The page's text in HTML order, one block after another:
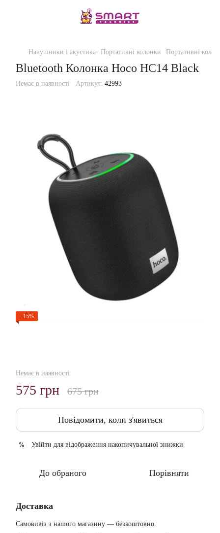
Навушники і акустика Портативні колонки Портативні
Bluetooth Колонка Hoco HC14 Black
Немає в наявності Артикул: 42993
−15%
Немає в наявності
575 грн 675 грн
Повідомити, коли з'явиться
% Увійти для відображення накопичувальної знижки
До обраного Порівняти
Доставка
Самовивіз з нашого магазину — безкоштовно.